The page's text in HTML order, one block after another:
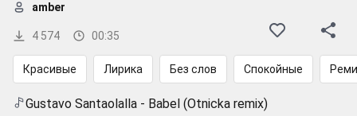
4 574 00:35
amber
Красивые Лирика Без слов Спокойные
Gustavo Santaolalla - Babel (Otnicka remix)